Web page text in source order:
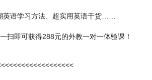
英语学习方法、超实用英语干货……
扫即可获得288元的外教一对一体验课！